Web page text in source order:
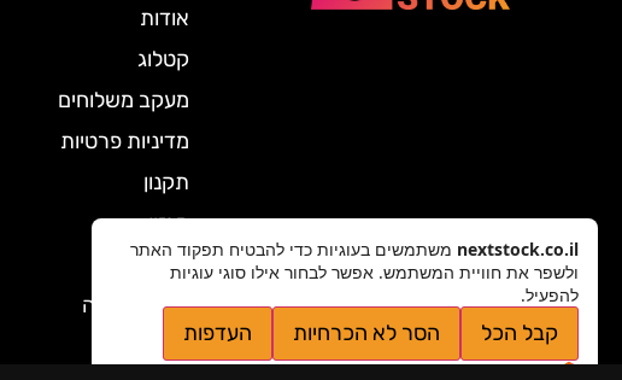
אודות
קטלוג
מעקב משלוחים
מדיניות פרטיות
תקנון
מגזין
צרו קשר
ביטול הזמנה
nextstock.co.il משתמשים בעוגיות כדי להבטיח תפקוד האתר
ולשפר את חוויית המשתמש. אפשר לבחור אילו סוגי עוגיות
להפעיל.
קבל הכל הסר לא הכרחיות העדפות